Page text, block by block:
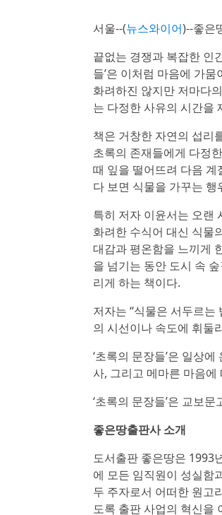
서울--(뉴스와이어)--좋은
끝없는 경쟁과 복잡한 인
들’은 이처럼 마음에 가
화려하진 않지만 저마다
는 다정한 사유의 시간을
책은 거창한 자연의 섭리
초록의 존재들에게 다정
때 잎을 떨어뜨려 다음 계
다 보면 식물을 가꾸는
특히 저자 이윤서는 오랜
화려한 수식어 대신 식물
대감과 평온함을 느끼게
을 넘기는 동안 도시 속
리게 하는 책이다.
저자는 “식물은 서두르는
의 시선이나 속도에 휘둘
‘초록의 문장들’은 일상
사, 그리고 메마른 마음
‘초록의 문장들’은 교보
좋은땅출판사 소개
도서출판 좋은땅은 1993
에 모든 임직원이 성실함
두 주자로서 어떠한 원고
도록 출판 사업의 혁신을